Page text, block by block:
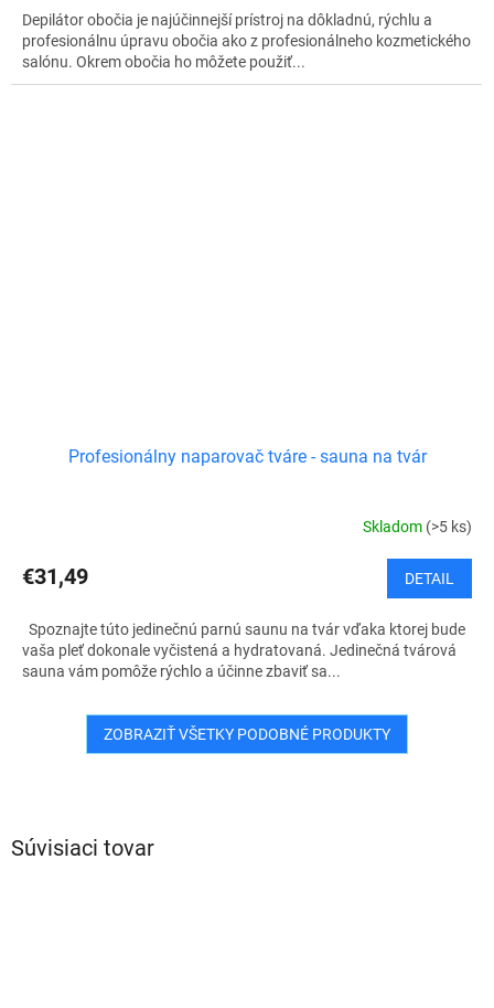
Súvisiaci tovar
Depilátor obočia je najúčinnejší prístroj na dôkladnú, rýchlu a
profesionálnu úpravu obočia ako z profesionálneho kozmetického
salónu. Okrem obočia ho môžete použiť...
Profesionálny naparovač tváre - sauna na tvár
Skladom (>5 ks)
€31,49 DETAIL
Spoznajte túto jedinečnú parnú saunu na tvár vďaka ktorej bude
vaša pleť dokonale vyčistená a hydratovaná. Jedinečná tvárová
sauna vám pomôže rýchlo a účinne zbaviť sa...
ZOBRAZIŤ VŠETKY PODOBNÉ PRODUKTY